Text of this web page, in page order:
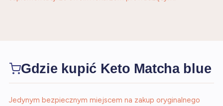
Gdzie kupić Keto Matcha blue
Jedynym bezpiecznym miejscem na zakup oryginalnego